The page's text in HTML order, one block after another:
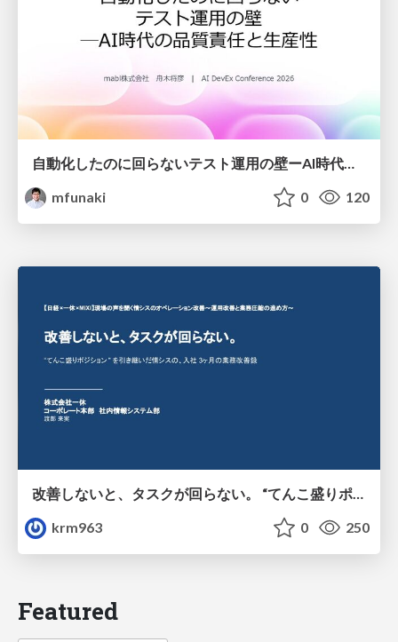
mfunaki
0 120
改善しないと、タスクが回らない。 “てんこ盛りポジション” を引き継いだ情シスの、入社3ヶ月の業務改善録
krm963
0 250
Featured